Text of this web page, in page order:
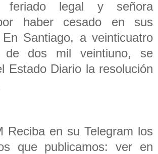
feriado legal y señora
haber cesado en sus
Santiago, a veinticuatro
de dos mil veintiuno, se
Estado Diario la resolución
Reciba en su Telegram los
que publicamos: ver en